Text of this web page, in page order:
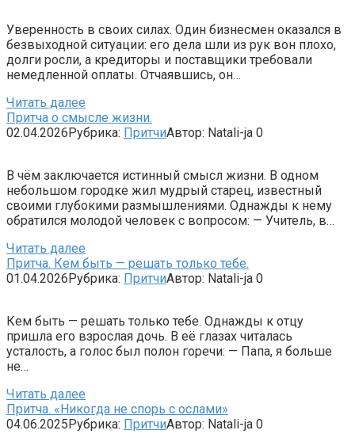
Уверенность в своих силах. Один бизнесмен оказался в
безвыходной ситуации: его дела шли из рук вон плохо,
долги росли, а кредиторы и поставщики требовали
немедленной оплаты. Отчаявшись, он…
Читать далее
Притча о смысле жизни.
02.04.2026Рубрика: ПритчиАвтор: Natali-ja 0
В чём заключается истинный смысл жизни. В одном
небольшом городке жил мудрый старец, известный
своими глубокими размышлениями. Однажды к нему
обратился молодой человек с вопросом: — Учитель, в…
Читать далее
Притча. Кем быть — решать только тебе.
01.04.2026Рубрика: ПритчиАвтор: Natali-ja 0
Кем быть — решать только тебе. Однажды к отцу
пришла его взрослая дочь. В её глазах читалась
усталость, а голос был полон горечи: — Папа, я больше
не…
Читать далее
Притча. «Никогда не спорь с ослами»
04.06.2025Рубрика: ПритчиАвтор: Natali-ja 0